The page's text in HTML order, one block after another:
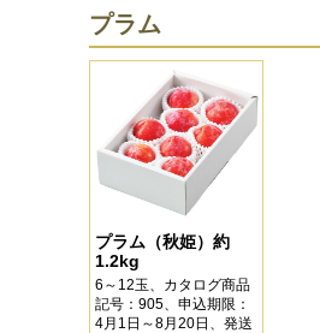
プラム
プラム（秋姫）約
1.2kg
6～12玉、カタログ商品
記号：905、申込期限：
4月1日～8月20日、発送